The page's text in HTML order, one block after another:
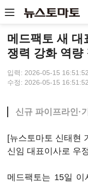
메드팩토 새
쟁력 강화 역량
입력: 2026-05-15 16:51:52
수정: 2026-05-15 16:51:52
신규 파이프라인·
[뉴스토마토 신태현
신임 대표이사로 우
메드팩토는 15일 이